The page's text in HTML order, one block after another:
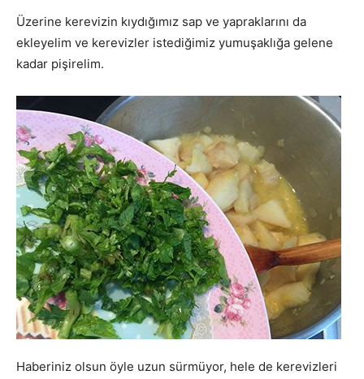
Üzerine kerevizin kıydığımız sap ve yapraklarını da
ekleyelim ve kerevizler istediğimiz yumuşaklığa gelene
kadar pişirelim.
Haberiniz olsun öyle uzun sürmüyor, hele de kerevizleri